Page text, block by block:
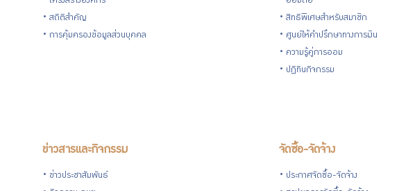
โครงสร้างองค์กร
สถิติสำคัญ
การคุ้มครองข้อมูลส่วนบุคคล
ออมต่อ
สิทธิพิเศษสำหรับสมาชิก
ศูนย์ให้คำปรึกษาทางการเงิน
ความรู้คู่การออม
ปฏิทินกิจกรรม
ข่าวสารและกิจกรรม
ข่าวประชาสัมพันธ์
จัดซื้อ-จัดจ้าง
ประกาศจัดซื้อ-จัดจ้าง